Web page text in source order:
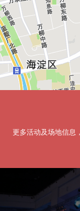
更多活动及场地信息